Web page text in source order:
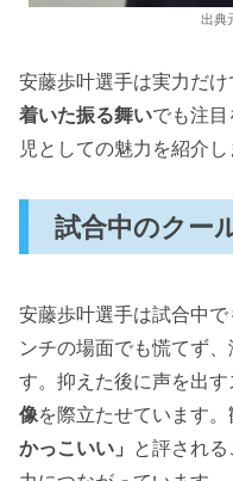
出典
安藤歩叶選手は実力だけ
着いた振る舞いでも注
児としての魅力を紹介し
試合中のクー
安藤歩叶選手は試合中で
ンチの場面でも慌てず
す。抑えた後に声を出す
像を際立たせています
かっこいい」 と評され